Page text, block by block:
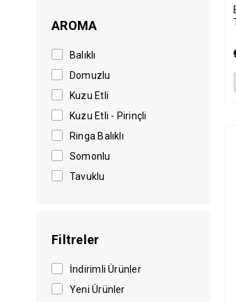
AROMA
Balıklı
Domuzlu
Kuzu Etli
Kuzu Etli - Pirinçli
Ringa Balıklı
Somonlu
Tavuklu
Filtreler
İndirimli Ürünler
Yeni Ürünler